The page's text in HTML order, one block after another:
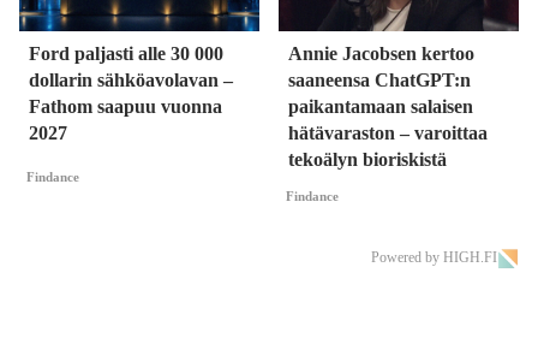
Ford paljasti alle 30 000
dollarin sähköavolavan –
Fathom saapuu vuonna
2027
Findance
Annie Jacobsen kertoo
saaneensa ChatGPT:n
paikantamaan salaisen
hätävaraston – varoittaa
tekoälyn bioriskistä
Findance
Powered by HIGH.FI